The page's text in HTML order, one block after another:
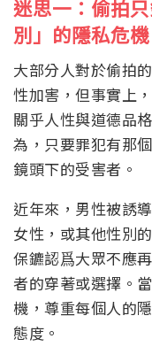
迷思一：偷拍
別」的隱私危機
大部分人對於偷拍
性加害，但事實上
關乎人性與道德品
為，只要罪犯有那
鏡頭下的受害者。
近年來，男性被誘
女性，或其他性別
保鑣認爲大眾不應
者的穿著或選擇。
機，尊重每個人的
態度。